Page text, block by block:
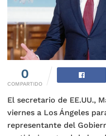
0
COMPARTIDO
El secretario de EE.UU.,
viernes a Los Ángeles
representante del